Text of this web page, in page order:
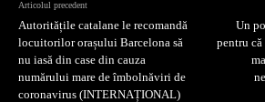
Articolul precedent
Autoritățile catalane le recomandă
locuitorilor orașului Barcelona să
nu iasă din case din cauza
numărului mare de îmbolnăviri de
coronavirus (INTERNAȚIONAL)
Un
pentru că